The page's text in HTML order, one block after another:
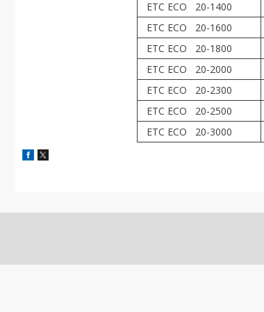
ETC ECO 20­-1400
ETC ECO 20­-1600
ETC ECO 20-­1800
ETC ECO 20-­2000
ETC ECO 20-­2300
ETC ECO 20­-2500
ETC ECO 20­-3000